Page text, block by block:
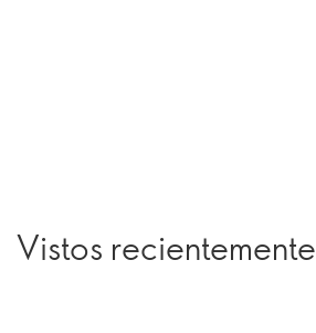
Vistos recientemente